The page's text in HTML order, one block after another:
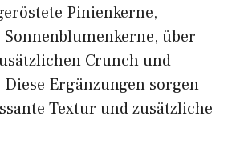
Pinienkerne,
Sonnenblumenkerne, über
Crunch und
Diese Ergänzungen sorgen
Textur und zusätzliche